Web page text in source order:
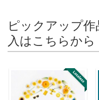
ピックアップ作
入はこちらから